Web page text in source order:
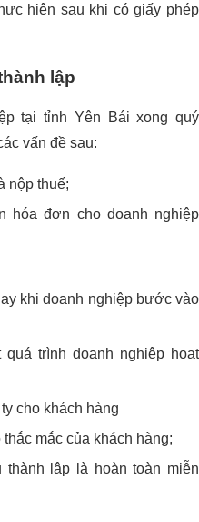
hiện sau khi có giấy phép
lập
tại tỉnh Yên Bái xong quý
vấn đề sau:
nộp thuế;
hóa đơn cho doanh nghiệp
khi doanh nghiệp bước vào
trình doanh nghiệp hoạt
cho khách hàng
mắc của khách hàng;
lập là hoàn toàn miễn